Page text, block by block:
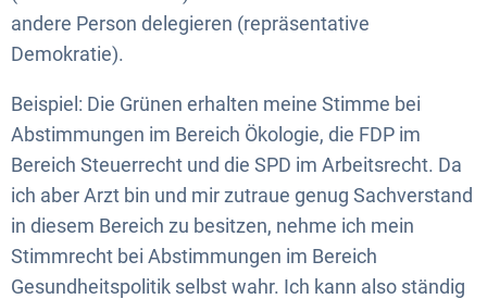
andere Person delegieren (repräsentative
Demokratie).
Beispiel: Die Grünen erhalten meine Stimme bei
Abstimmungen im Bereich Ökologie, die FDP im
Bereich Steuerrecht und die SPD im Arbeitsrecht. Da
ich aber Arzt bin und mir zutraue genug Sachverstand
in diesem Bereich zu besitzen, nehme ich mein
Stimmrecht bei Abstimmungen im Bereich
Gesundheitspolitik selbst wahr. Ich kann also ständig